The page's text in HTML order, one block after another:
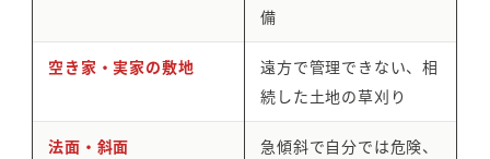
備
空き家・実家の敷地
遠方で管理できない、相
続した土地の草刈り
法面・斜面
急傾斜で自分では危険、